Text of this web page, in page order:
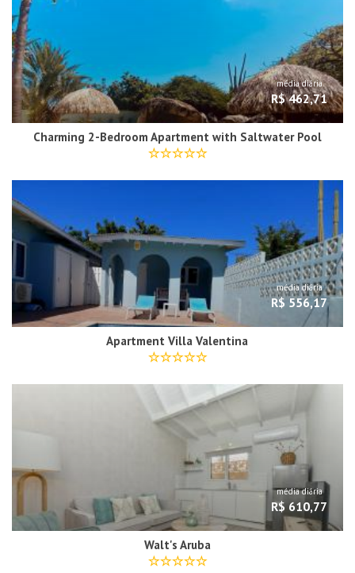
média diária
R$ 462,71
Charming 2-Bedroom Apartment with Saltwater Pool
média diária
R$ 556,17
Apartment Villa Valentina
média diária
R$ 610,77
Walt's Aruba